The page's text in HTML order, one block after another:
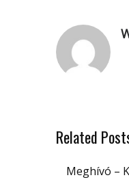
Related
Meghívó –